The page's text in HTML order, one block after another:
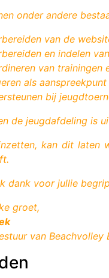
onder andere
van de
en indelen
van trainingen
als
bij
de jeugdafdeling is
kan dit laten
dank voor jullie
groet,
van Beachvolley